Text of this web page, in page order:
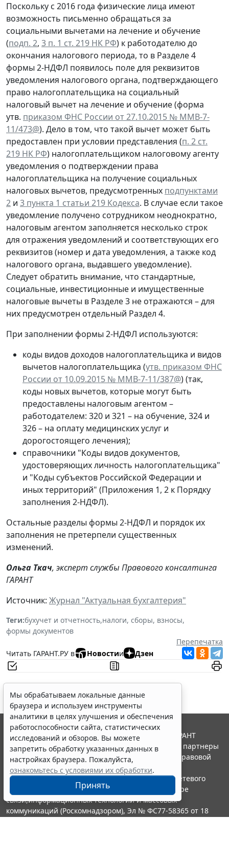
Поскольку с 2016 года физические лица имеют
возможность письменно обращаться за
социальными вычетами на лечение и обучение
(подп. 2, 3 п. 1 ст. 219 НК РФ) к работодателю до
окончания налогового периода, то в Разделе 4
формы 2-НДФЛ появилось поле для реквизитов
уведомления налогового органа, подтверждающего
право налогоплательщика на социальный
налоговый вычет на лечение и обучение (форма
утв. приказом ФНС России от 27.10.2015 № ММВ-7-
11/473@). Дело в том, что такой вычет может быть
предоставлен при условии представления (п. 2 ст.
219 НК РФ) налогоплательщиком налоговому агенту
уведомления о подтверждении права
налогоплательщика на получение социальных
налоговых вычетов, предусмотренных подпунктами
2 и 3 пункта 1 статьи 219 Кодекса. В случае если такое
уведомление получено сотрудником неоднократно,
налоговым агентом заполняется несколько строк
для отражения уведомлений и соответствующих его
реквизитов (номер и дата уведомления, а также код
налогового органа, выдавшего уведомление).
Следует обратить внимание, что стандартные,
социальные, инвестиционные и имущественные
налоговые вычеты в Разделе 3 не отражаются – для
них предусмотрен отдельный Раздел 4.
При заполнении формы 2-НДФЛ используются:
коды видов доходов налогоплательщика и видов
вычетов налогоплательщика (утв. приказом ФНС
России от 10.09.2015 № ММВ-7-11/387@) (так,
коды новых вычетов, которые могут быть
предоставлены налоговым агентом –
работодателем: 320 и 321 – на обучение, 324 и
326 – на оплату медицинских услуг и
дорогостоящего лечения);
справочники "Коды видов документов,
удостоверяющих личность налогоплательщика"
и "Коды субъектов Российской Федерации и
иных территорий" (Приложения 1, 2 к Порядку
заполнения 2-НДФЛ).
Остальные разделы формы 2-НДФЛ и порядок их
заполнения не претерпели существенных
изменений.
Ольга Ткач, эксперт службы Правового консалтинга
ГАРАНТ
Источник: Журнал "Актуальная бухгалтерия"
Теги:бухучет и отчетность,налоги, сборы, взносы,
формы документов
Перепечатка
Читать ГАРАНТ.РУ в
Новостии Дзен
Мы обрабатываем локальные данные
браузера и используем инструменты
аналитики в целях улучшения и обеспечения
работоспособности сайта, статистических
исследований и обзоров. Вы можете
запретить обработку указанных данных в
настройках браузера. Пожалуйста,
ознакомьтесь с условиями их обработки.
Принять
© ООО "НПП "ГАРАНТ-СЕРВИС", 2026. Система ГАРАНТ
выпускается с 1990 года. Компания "Гарант" и ее партнеры
являются участниками Российской ассоциации правовой
информации ГАРАНТ.
Портал ГАРАНТ.РУ зарегистрирован в качестве сетевого
издания Федеральной службой по надзору в сфере
связи,информационных технологий и массовых
коммуникаций (Роскомнадзором), Эл № ФС77-58365 от 18